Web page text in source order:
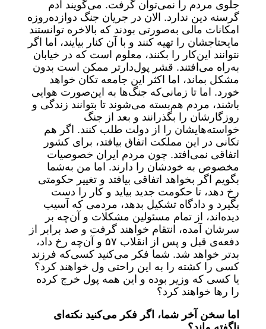
جلوی مردم را نمی‌توان گرفت. می‌گویند آدم
گرسنه دین ندارد. الان در جریان جنگ دوازده‌روزه
امکانات مالی به‌صورتی بودند که بالاخره توانستند
مایحتاجشان را تهیه کنند و با آن کنار بیایند، اما اگر
نتوانند این‌کار را بکنند، معلوم است که در خیابان
به‌راه می‌افتند. قشر پول‌دارتر ممکن است بدون
مشکل بماند، اما اکثر این جامعه تکان خواهد
خورد. اما تا زمانی‌که جنگ‌ها به این‌صورت هوایی
باشند، مردم هم‌بسته می‌شوند تا بتوانند زندگی و
روزگارشان را بگذرانند و بعد از جنگ
خواسته‌هایشان را از دولت طلب کنند. اگر هم
تکانی در این مملکت اتفاق بیافتد، برای کشور
اتفاقی نمی‌افتد. چون مردم ایران خصوصیات
مخصوص به خودشان را دارند. اما من به‌شما
بگویم اگر بخواهد اتفاقی بیافتد و تغییر حکومتی
رخ دهد، تا حکومت جدید بیاید و کار را دست
بگیرد و دادگاه تشکیل بدهد، مردمی که آسیب
دیده‌اند، از تمام مسئولین مشکلات و آن‌چه بر
سرشان آمده، انتقام خواهند گرفت و صد برابر از
دفعه‌ی قبل و پس از انقلاب ۵۷ و آن‌چه رخ داد،
بدتر خواهد شد. شما فکر می‌کنید کسی‌که فرزند
کسی را کشته را به این راحتی ول خواهند کرد؟
یا کسی که وزیر بوده و این همه پول خرج کرده
را رها خواهند کرد؟
اما سخن آخر شما، اگر فکر می‌کنید نکته‌ای